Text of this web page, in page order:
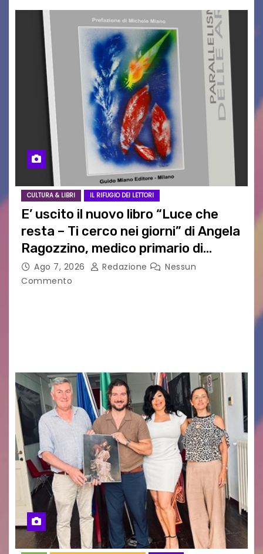
CULTURA & LIBRI IL RIFUGIO DEI LETTORI
E’ uscito il nuovo libro “Luce che
resta – Ti cerco nei giorni” di Angela
Ragozzino, medico primario di
Capua
Ago 7, 2026 Redazione
Nessun
Commento